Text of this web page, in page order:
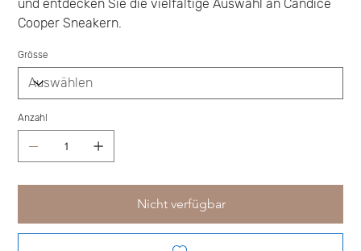
und entdecken Sie die vielfältige Auswahl an Candice
Cooper Sneakern.
Grösse
Anzahl
Nicht verfügbar